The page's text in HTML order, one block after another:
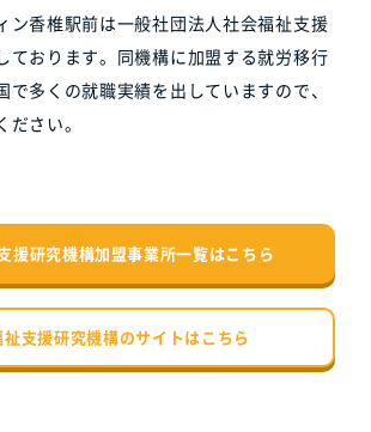
ン香椎駅前は一般社団法人社会福祉支援
ております。同機構に加盟する就労移行
で多くの就職実績を出していますので、
さい。
援研究機構加盟事業所一覧はこちら
支援研究機構のサイトはこちら